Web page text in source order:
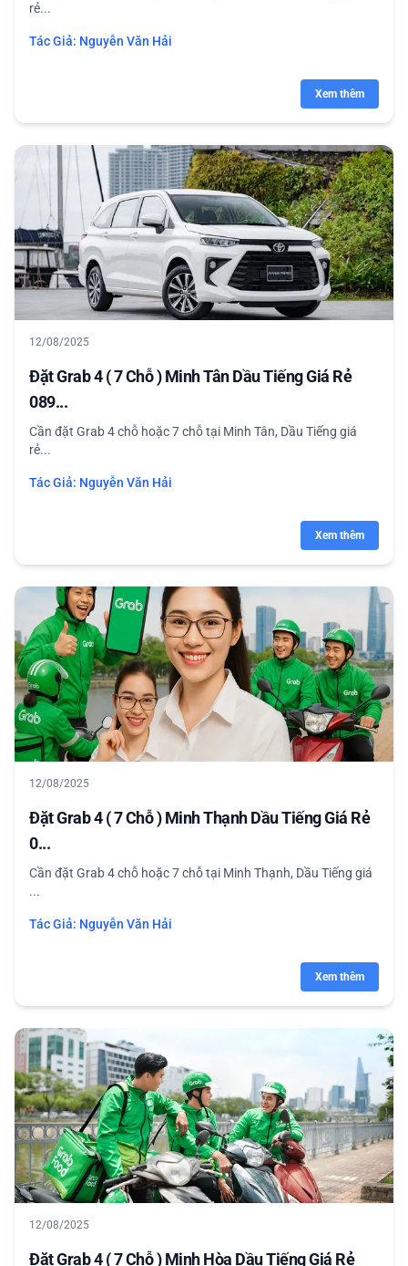
rẻ...
Tác Giả: Nguyễn Văn Hải
Xem thêm
12/08/2025
Đặt Grab 4 ( 7 Chỗ ) Minh Tân Dầu Tiếng Giá Rẻ
089...
Cần đặt Grab 4 chỗ hoặc 7 chỗ tại Minh Tân, Dầu Tiếng giá
rẻ...
Tác Giả: Nguyễn Văn Hải
Xem thêm
12/08/2025
Đặt Grab 4 ( 7 Chỗ ) Minh Thạnh Dầu Tiếng Giá Rẻ
0...
Cần đặt Grab 4 chỗ hoặc 7 chỗ tại Minh Thạnh, Dầu Tiếng giá
...
Tác Giả: Nguyễn Văn Hải
Xem thêm
12/08/2025
Đặt Grab 4 ( 7 Chỗ ) Minh Hòa Dầu Tiếng Giá Rẻ